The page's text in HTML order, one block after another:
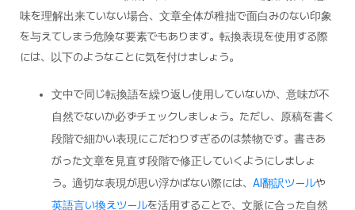
味を理解出来ていない場合、文章全体が稚拙で面白みのない印象
を与えてしまう危険な要素でもあります。転換表現を使用する際
には、以下のようなことに気を付けましょう。
文中で同じ転換語を繰り返し使用していないか、意味が不
自然でないか必ずチェックしましょう。ただし、原稿を書く
段階で細かい表現にこだわりすぎるのは禁物です。書きあ
がった文章を見直す段階で修正していくようにしましょ
う。適切な表現が思い浮かばない際には、 AI翻訳ツールや
英語言い換えツールを活用することで、文脈に合った自然